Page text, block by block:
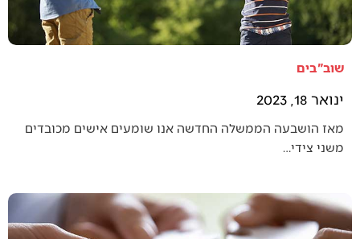
שוב"בים
ינואר 18, 2023
מאז הושבעה הממשלה החדשה אנו שומעים אישים מכובדים
משני צידי…